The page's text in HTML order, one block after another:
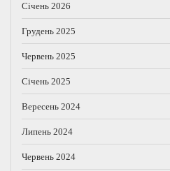
Січень 2026
Грудень 2025
Червень 2025
Січень 2025
Вересень 2024
Липень 2024
Червень 2024